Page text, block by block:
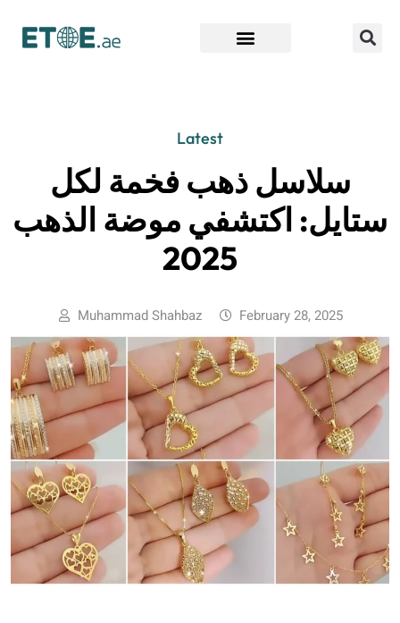
Latest
سلاسل ذهب فخمة لكل
ستايل: اكتشفي موضة الذهب
2025
Muhammad Shahbaz February 28, 2025